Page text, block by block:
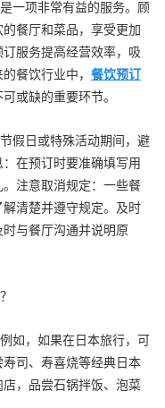
一项非常有益的服务。顾
餐厅和菜品，享受更加
服务提高经营效率，吸
餐饮行业中， 餐饮预订
或缺的重要环节。
假日或特殊活动期间，避
在预订时要准确填写用
注意取消规定：一些餐
清楚并遵守规定。及时
与餐厅沟通并说明原
如，如果在日本旅行，可
司、寿喜烧等经典日本
，品尝石锅拌饭、泡菜